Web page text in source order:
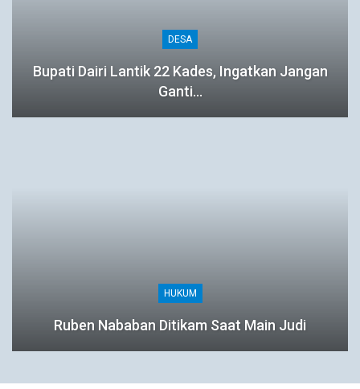
DESA
Bupati Dairi Lantik 22 Kades, Ingatkan Jangan
Ganti…
HUKUM
Ruben Nababan Ditikam Saat Main Judi